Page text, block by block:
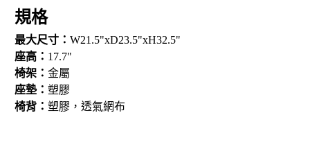
規格
最大尺寸： W21.5"xD23.5"xH32.5"
座高： 17.7"
椅架： 金屬
座墊： 塑膠
椅背： 塑膠，透氣網布